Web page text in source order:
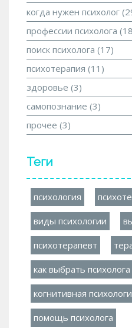
когда нужен психолог
профессии психолога
поиск психолога (17)
психотерапия (11)
здоровье (3)
самопознание (3)
прочее (3)
Теги
психология
виды психологии
психотерапевт
как выбрать психолога
когнитивная
помощь психолога